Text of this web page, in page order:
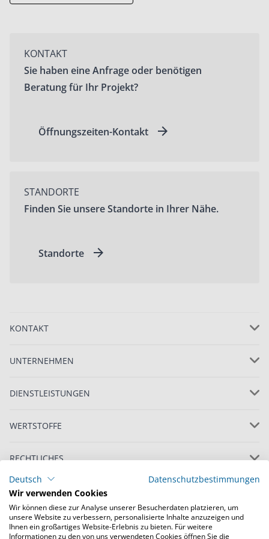
KONTAKT
Sie haben eine Anfrage oder benötigen
Beratung für Ihr Projekt?
Öffnungszeiten-Kontakt
STANDORTE
Finden Sie unsere Standorte in Ihrer Nähe.
Standorte
KONTAKT
UNTERNEHMEN
DIENSTLEISTUNGEN
WERTSTOFFE
RECHTLICHES
Deutsch
Datenschutzbestimmungen
Wir verwenden Cookies
Wir können diese zur Analyse unserer Besucherdaten platzieren, um
unsere Website zu verbessern, personalisierte Inhalte anzuzeigen und
Ihnen ein großartiges Website-Erlebnis zu bieten. Für weitere
Informationen zu den von uns verwendeten Cookies öffnen Sie die